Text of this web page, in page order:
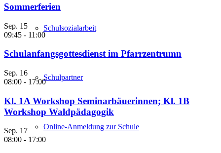
Schulsozialarbeit
Schulpartner
Online-Anmeldung zur Schule
Sommerferien
Sep. 15
09:45 - 11:00
Schulanfangsgottesdienst im Pfarrzentrumn
Sep. 16
08:00 - 17:00
Kl. 1A Workshop Seminarbäuerinnen; Kl. 1B
Workshop Waldpädagogik
Sep. 17
08:00 - 17:00